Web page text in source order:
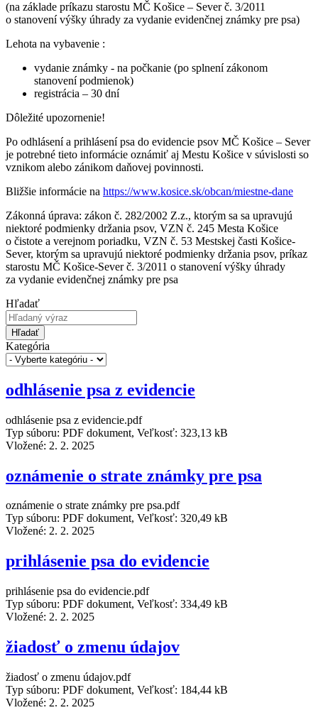
(na základe príkazu starostu MČ Košice – Sever č. 3/2011
o stanovení výšky úhrady za vydanie evidenčnej známky pre psa)
Lehota na vybavenie :
vydanie známky - na počkanie (po splnení zákonom
stanovení podmienok)
registrácia – 30 dní
Dôležité upozornenie!
Po odhlásení a prihlásení psa do evidencie psov MČ Košice – Sever
je potrebné tieto informácie oznámiť aj Mestu Košice v súvislosti so
vznikom alebo zánikom daňovej povinnosti.
Bližšie informácie na https://www.kosice.sk/obcan/miestne-dane
Zákonná úprava: zákon č. 282/2002 Z.z., ktorým sa sa upravujú
niektoré podmienky držania psov, VZN č. 245 Mesta Košice
o čistote a verejnom poriadku, VZN č. 53 Mestskej časti Košice-
Sever, ktorým sa upravujú niektoré podmienky držania psov, príkaz
starostu MČ Košice-Sever č. 3/2011 o stanovení výšky úhrady
za vydanie evidenčnej známky pre psa
Hľadať
Hľadať
Kategória
odhlásenie psa z evidencie
odhlásenie psa z evidencie.pdf
Typ súboru: PDF dokument, Veľkosť: 323,13 kB
Vložené: 2. 2. 2025
oznámenie o strate známky pre psa
oznámenie o strate známky pre psa.pdf
Typ súboru: PDF dokument, Veľkosť: 320,49 kB
Vložené: 2. 2. 2025
prihlásenie psa do evidencie
prihlásenie psa do evidencie.pdf
Typ súboru: PDF dokument, Veľkosť: 334,49 kB
Vložené: 2. 2. 2025
žiadosť o zmenu údajov
žiadosť o zmenu údajov.pdf
Typ súboru: PDF dokument, Veľkosť: 184,44 kB
Vložené: 2. 2. 2025